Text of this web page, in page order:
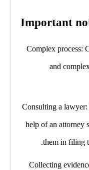
Important
Complex process:
and
Consulting a
help of an attorney
them in filing
Collecting